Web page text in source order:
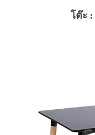
โต๊ะ